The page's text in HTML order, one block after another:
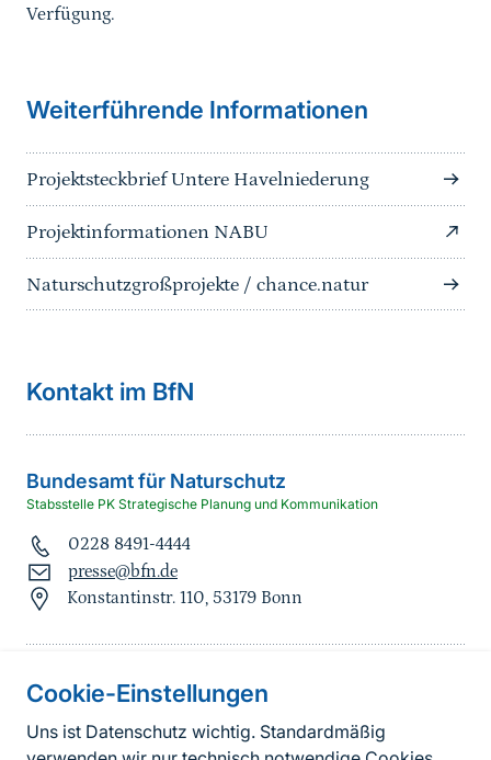
Cookie-Einstellungen
Uns ist Datenschutz wichtig. Standardmäßig
Verfügung.
Weiterführende Informationen
Projektsteckbrief Untere Havelniederung
Projektinformationen NABU
Naturschutzgroßprojekte / chance.natur
Kontakt im BfN
Bundesamt für Naturschutz
Stabsstelle PK Strategische Planung und Kommunikation
0228 8491-4444
presse@bfn.de
Konstantinstr. 110, 53179 Bonn
Informationen zur Seite